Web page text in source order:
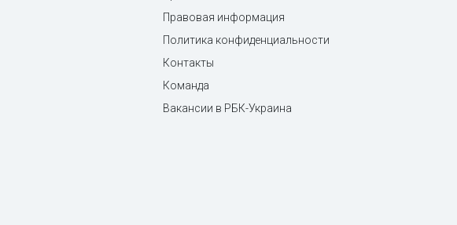
Правовая информация
Политика конфиденциальности
Контакты
Команда
Вакансии в РБК-Украина